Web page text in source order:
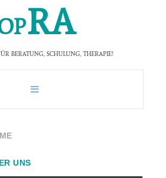
PRA
BERATUNG, SCHULUNG, THERAPIE!
UNS